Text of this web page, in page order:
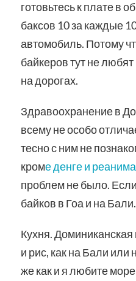
готовьтесь к плате в
баксов 10 за каждые
автомобиль. Потому
байкеров тут не
на дорогах.
Здравоохранение в
всему не особо
тесно с ним не
кроме денге и
проблем не было.
байков в Гоа и на Бали.
Кухня.
и рис, как на Бали
же как и я любите